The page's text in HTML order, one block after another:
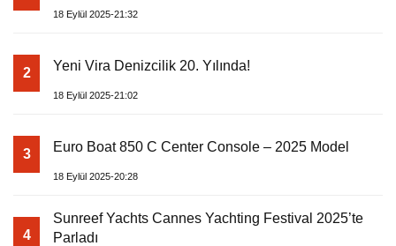
18 Eylül 2025-21:32
2 Yeni Vira Denizcilik 20. Yılında!
18 Eylül 2025-21:02
3 Euro Boat 850 C Center Console – 2025 Model
18 Eylül 2025-20:28
4
Sunreef Yachts Cannes Yachting Festival 2025’te
Parladı